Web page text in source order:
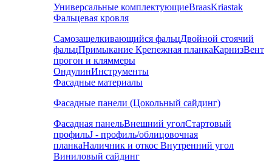
Универсальные комплектующиеBraasKriastak
Фальцевая кровля
Самозащелкивающийся фальцДвойной стоячий
фальцПримыкание Крепежная планкаКарнизВент
прогон и кляммеры
ОндулинИнструменты
Фасадные материалы
Фасадные панели (Цокольный сайдинг)
Фасадная панельВнешний уголСтартовый
профильJ - профиль/облицовочная
планкаНаличник и откос Внутренний угол
Виниловый сайдинг